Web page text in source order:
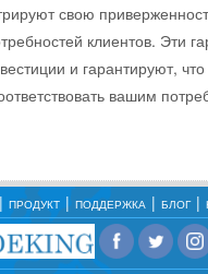
свою
клиентов. Эти
и гарантируют,
вашим
ПРОДУКТ ПОДДЕРЖКА БЛОГ